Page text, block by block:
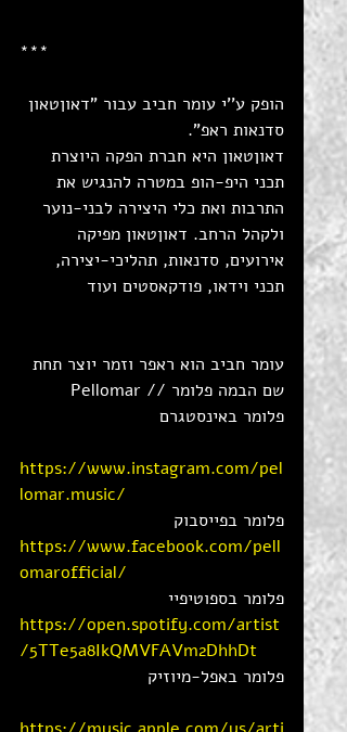
***
הופק ע''י עומר חביב עבור "דאוןטאון
סדנאות ראפ".
דאוןטאון היא חברת הפקה היוצרת
תכני היפ-הופ במטרה להנגיש את
התרבות ואת כלי היצירה לבני-נוער
ולקהל הרחב. דאוןטאון מפיקה
אירועים, סדנאות, תהליכי-יצירה,
תכני וידאו, פודקאסטים ועוד
עומר חביב הוא ראפר וזמר יוצר תחת
שם הבמה פלומר // Pellomar
פלומר באינסטגרם
https://www.instagram.com/pel
lomar.music/
פלומר בפייסבוק
https://www.facebook.com/pell
omarofficial/
פלומר בספוטיפיי
https://open.spotify.com/artist
/5TTe5a8IkQMVFAVm2DhhDt
פלומר באפל-מיוזיק